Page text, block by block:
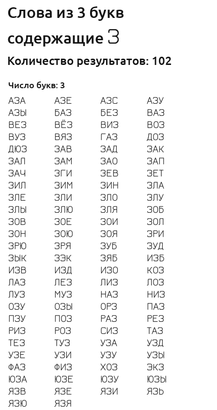
Cлова из 3 букв
содержащие З
Количество результатов: 102
Число букв: 3
АЗА АЗЕ АЗС
АЗУ
АЗЫ
БАЗ БЕЗ
ВАЗ
ВЕЗ
ВЁЗ ВИЗ
ВОЗ
ВУЗ
ВЯЗ ГАЗ
ДОЗ
ДЮЗ
ЗАВ ЗАД
ЗАК
ЗАЛ
ЗАМ ЗАО
ЗАП
ЗАЧ
ЗГИ ЗЕВ
ЗЕТ
ЗИЛ
ЗИМ ЗИН
ЗЛА
ЗЛЕ
ЗЛИ ЗЛО
ЗЛУ
ЗЛЫ
ЗЛЮ ЗЛЯ
ЗОБ
ЗОВ
ЗОЕ ЗОИ
ЗОЛ
ЗОН
ЗОЮ ЗОЯ
ЗРИ
ЗРЮ
ЗРЯ ЗУБ
ЗУД
ЗЫК
ЗЭК ЗЯБ
ИЗБ
ИЗВ
ИЗД ИЗО
КОЗ
ЛАЗ
ЛЕЗ ЛИЗ
ЛОЗ
ЛУЗ
МУЗ НАЗ
НИЗ
ОЗУ
ОЗЫ ОРЗ
ПАЗ
ПЗУ
ПОЗ РАЗ
РЕЗ
РИЗ
РОЗ СИЗ
ТАЗ
ТЕЗ
ТУЗ УЗА
УЗД
УЗЕ
УЗИ УЗУ
УЗЫ
ФАЗ
ФИЗ ХОЗ
ЭКЗ
ЮЗА
ЮЗЕ ЮЗУ
ЮЗЫ
ЯЗВ
ЯЗЕ ЯЗИ
ЯЗЬ
ЯЗЮ
ЯЗЯ